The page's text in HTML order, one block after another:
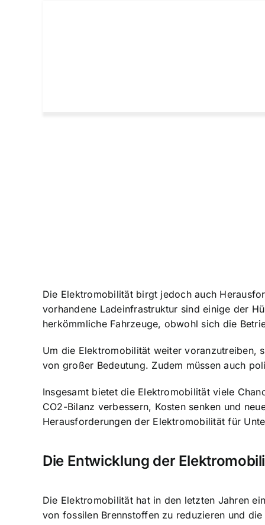
Die Elektromobilität birgt jedoch auch
vorhandene Ladeinfrastruktur sind einige der
herkömmliche Fahrzeuge, obwohl sich die
Um die Elektromobilität weiter voranzutreiben,
von großer Bedeutung. Zudem müssen auch
Insgesamt bietet die Elektromobilität viele
CO2-Bilanz verbessern, Kosten senken und
Herausforderungen der Elektromobilität für
Die Entwicklung der
Die Elektromobilität hat in den letzten Jahren
von fossilen Brennstoffen zu reduzieren und